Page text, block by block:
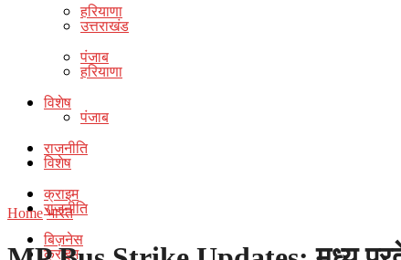
हरियाणा
पंजाब
विशेष
राजनीति
क्राइम
बिज़नेस
उत्तराखंड
हरियाणा
पंजाब
विशेष
राजनीति
क्राइम
Home भारत